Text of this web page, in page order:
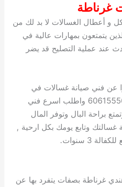
غرناطة
و أعطال الغسالات لا بد لك من
يتمتعون بمهارات عالية في
عند عملية التصليح قد يضر
عن فني صيانة غسالات في
غرناطة فقط اتصل برقم 60615556 واطلب اسرع فني
براحة البال وتوفر المال
وتابع يومك بكل ارحية ,
3 سنوات.
غرناطة بصفات يتفرد بها عن